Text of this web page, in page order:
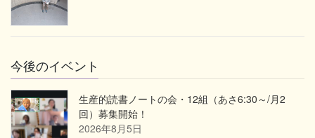
今後のイベント
生産的読書ノートの会・12組（あさ6:30～/月2
回）募集開始！
2026年8月5日